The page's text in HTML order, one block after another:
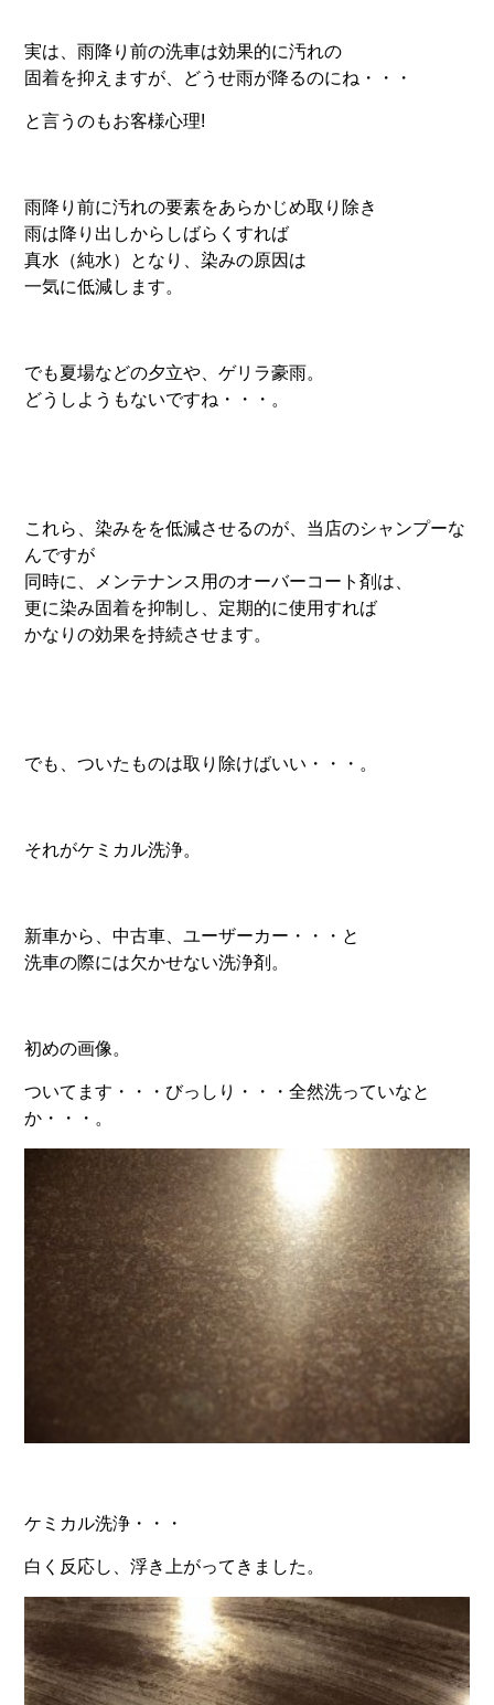
実は、雨降り前の洗車は効果的に汚れの
固着を抑えますが、どうせ雨が降るのにね・・・
と言うのもお客様心理!
雨降り前に汚れの要素をあらかじめ取り除き
雨は降り出しからしばらくすれば
真水（純水）となり、染みの原因は
一気に低減します。
でも夏場などの夕立や、ゲリラ豪雨。
どうしようもないですね・・・。
これら、染みをを低減させるのが、当店のシャンプーな
んですが
同時に、メンテナンス用のオーバーコート剤は、
更に染み固着を抑制し、定期的に使用すれば
かなりの効果を持続させます。
でも、ついたものは取り除けばいい・・・。
それがケミカル洗浄。
新車から、中古車、ユーザーカー・・・と
洗車の際には欠かせない洗浄剤。
初めの画像。
ついてます・・・びっしり・・・全然洗っていなと
か・・・。
ケミカル洗浄・・・
白く反応し、浮き上がってきました。